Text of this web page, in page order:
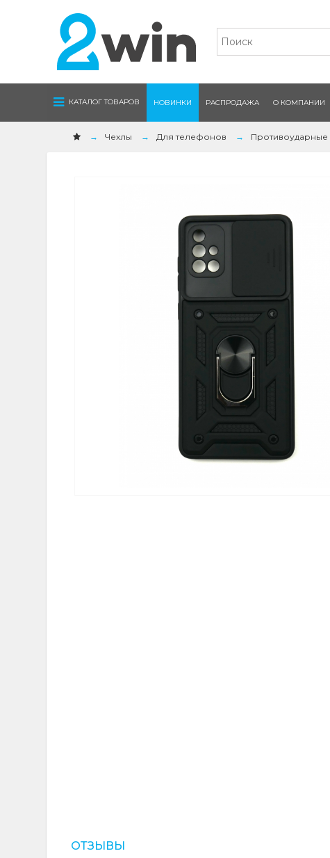
КАТАЛОГ ТОВАРОВ НОВИНКИ РАСПРОДАЖА О КОМПАНИИ
Чехлы Для телефонов Противоударные
ОТЗЫВЫ